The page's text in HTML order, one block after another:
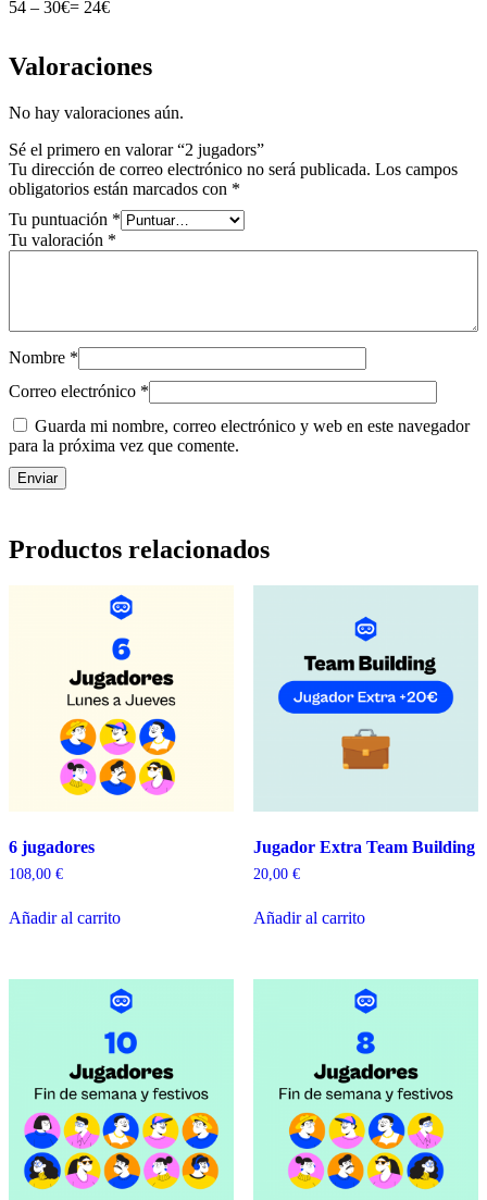
54 – 30€= 24€
Valoraciones
No hay valoraciones aún.
Sé el primero en valorar “2 jugadors”
Tu dirección de correo electrónico no será publicada. Los campos
obligatorios están marcados con *
Tu puntuación *
Tu valoración *
Nombre *
Correo electrónico *
Guarda mi nombre, correo electrónico y web en este navegador
para la próxima vez que comente.
Productos relacionados
6 jugadores
108,00 €
Añadir al carrito
Jugador Extra Team Building
20,00 €
Añadir al carrito